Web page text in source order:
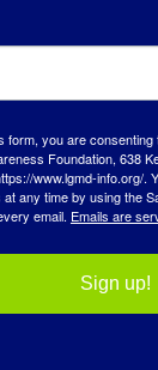
form, you are
Foundation, 638
www.lgmd-info.org/.
at any time by using the
email. Emails are
Sign up!